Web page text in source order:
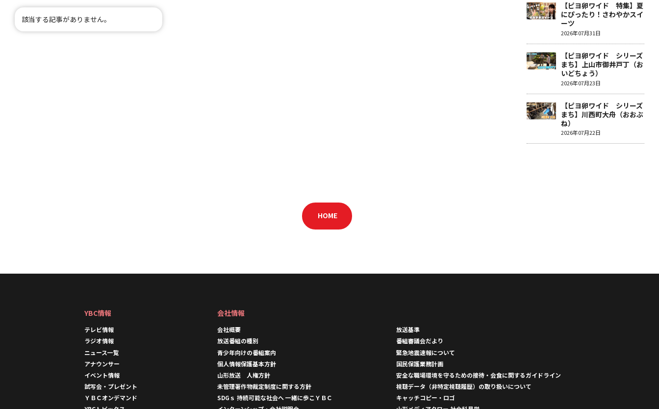
該当する記事がありません。
【ピヨ卵ワイド 特集】夏
にぴったり！さわやかスイ
ーツ
2026年07月31日
【ピヨ卵ワイド シリーズ
まち】上山市御井戸丁（お
いどちょう）
2026年07月23日
【ピヨ卵ワイド シリーズ
まち】川西町大舟（おおぶ
ね）
2026年07月22日
HOME
YBC情報
テレビ情報
ラジオ情報
ニュース一覧
アナウンサー
イベント情報
試写会・プレゼント
ＹＢＣオンデマンド
会社情報
会社概要
放送基準
放送番組の種別
番組審議会だより
青少年向けの番組案内
緊急地震速報について
個人情報保護基本方針
国民保護業務計画
山形放送 人権方針
安全な職場環境を守るための接待・会食に関するガイドライン
未管理著作物裁定制度に関する方針
視聴データ（非特定視聴履歴）の取り扱いについて
SDGｓ 持続可能な社会へ 一緒に歩こＹＢＣ
キャッチコピー・ロゴ